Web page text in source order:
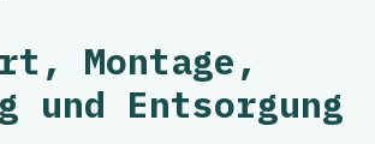
Montage,
und Entsorgung